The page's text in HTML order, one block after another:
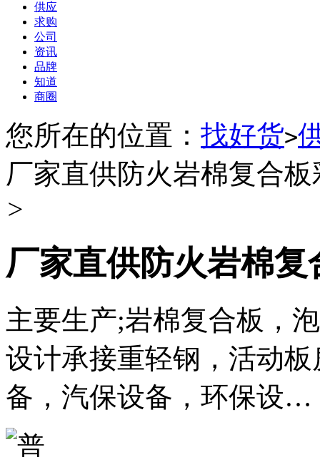
供应
求购
公司
资讯
品牌
知道
商圈
您所在的位置： 找好货>
厂家直供防火岩棉复合
>
厂家直供防火岩棉
主要生产;岩棉复合板，
设计承接重轻钢，活动
备，汽保设备，环保设…